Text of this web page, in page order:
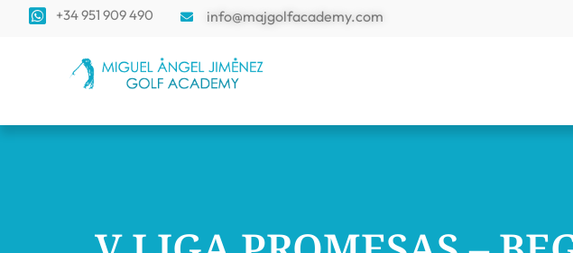
+34 951 909 490 info@majgolfacademy.com